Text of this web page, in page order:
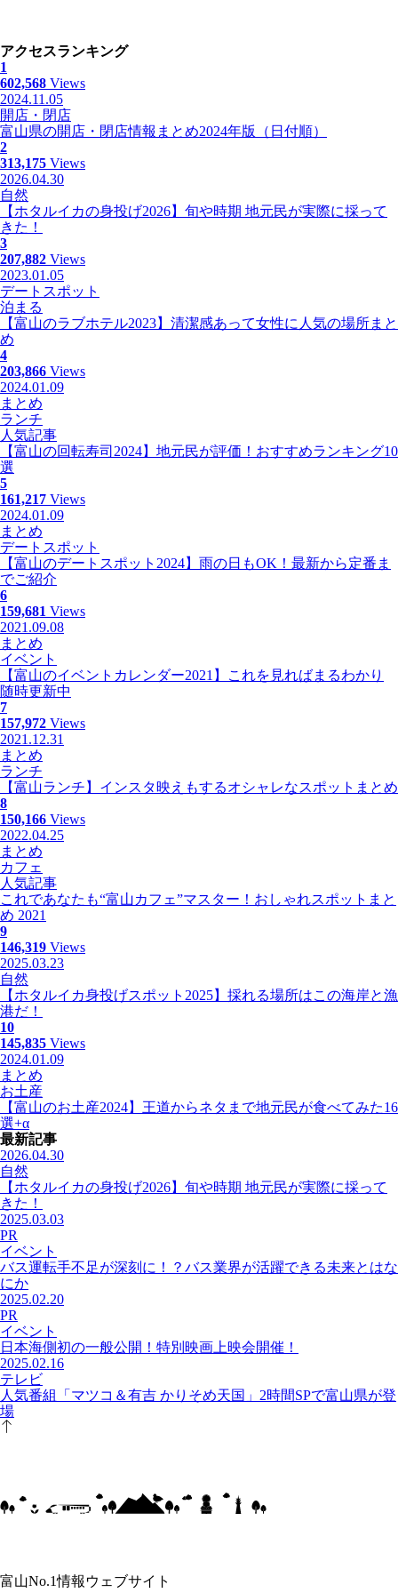
アクセスランキング
1
602,568 Views
2024.11.05
開店・閉店
富山県の開店・閉店情報まとめ2024年版（日付順）
2
313,175 Views
2026.04.30
自然
【ホタルイカの身投げ2026】旬や時期 地元民が実際に採って
きた！
3
207,882 Views
2023.01.05
デートスポット
泊まる
【富山のラブホテル2023】清潔感あって女性に人気の場所まと
め
4
203,866 Views
2024.01.09
まとめ
ランチ
人気記事
【富山の回転寿司2024】地元民が評価！おすすめランキング10
選
5
161,217 Views
2024.01.09
まとめ
デートスポット
【富山のデートスポット2024】雨の日もOK！最新から定番ま
でご紹介
6
159,681 Views
2021.09.08
まとめ
イベント
【富山のイベントカレンダー2021】これを見ればまるわかり
随時更新中
7
157,972 Views
2021.12.31
まとめ
ランチ
【富山ランチ】インスタ映えもするオシャレなスポットまとめ
8
150,166 Views
2022.04.25
まとめ
カフェ
人気記事
これであなたも“富山カフェ”マスター！おしゃれスポットまと
め 2021
9
146,319 Views
2025.03.23
自然
【ホタルイカ身投げスポット2025】採れる場所はこの海岸と漁
港だ！
10
145,835 Views
2024.01.09
まとめ
お土産
【富山のお土産2024】王道からネタまで地元民が食べてみた16
選+α
最新記事
2026.04.30
自然
【ホタルイカの身投げ2026】旬や時期 地元民が実際に採って
きた！
2025.03.03
PR
イベント
バス運転手不足が深刻に！？バス業界が活躍できる未来とはな
にか
2025.02.20
PR
イベント
日本海側初の一般公開！特別映画上映会開催！
2025.02.16
テレビ
人気番組「マツコ＆有吉 かりそめ天国」2時間SPで富山県が登
場
富山No.1情報ウェブサイト